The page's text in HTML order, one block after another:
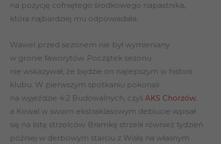
na pozycję cofniętego środkowego napastnika,
która najbardziej mu odpowiadała.
Wawel przed sezonem nie był wymieniany
w gronie faworytów. Początek sezonu
nie wskazywał, że będzie on najlepszym w historii
klubu. W pierwszym spotkaniu pokonali
na wyjeździe 4:2 Budowalnych, czyli AKS Chorzów,
a Kowal w swoim ekstraklasowym debiucie wpisał
się na listę strzelców. Bramkę strzelił również tydzień
później w derbowym starciu z Wisłą na własnym